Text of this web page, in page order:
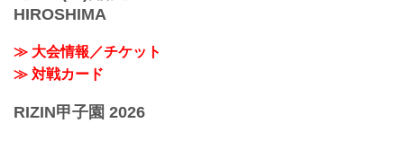
HIROSHIMA
≫ 大会情報／チケット
≫ 対戦カード
RIZIN甲子園 2026